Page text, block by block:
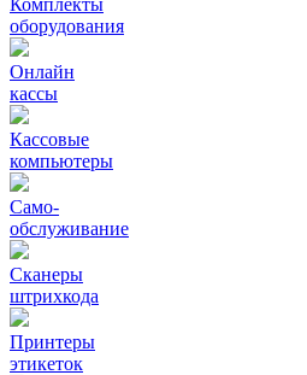
Комплекты
оборудования
Онлайн
кассы
Кассовые
компьютеры
Само-
обслуживание
Сканеры
штрихкода
Принтеры
этикеток